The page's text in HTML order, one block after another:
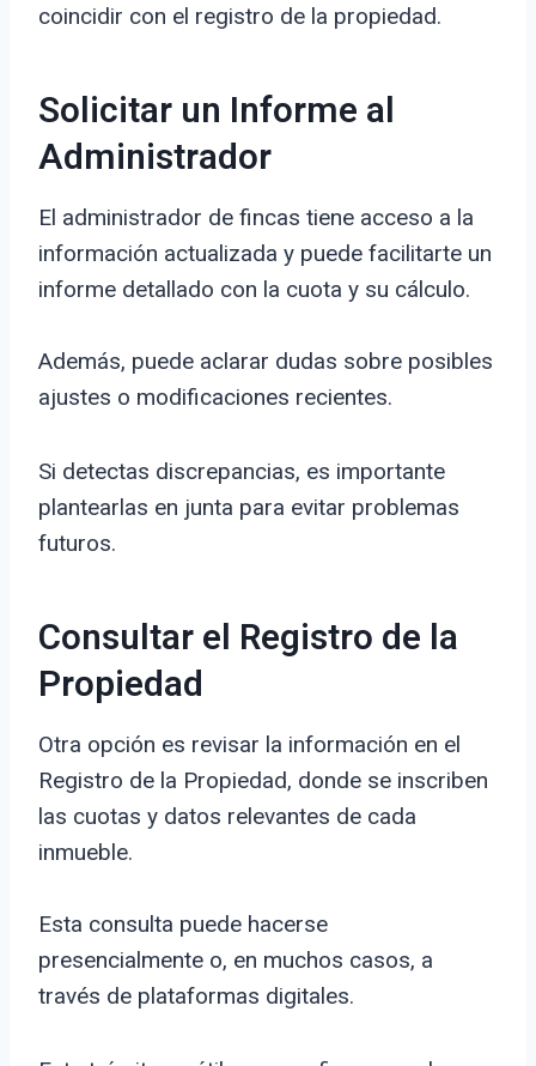
coincidir con el registro de la propiedad.
Solicitar un Informe al
Administrador
El administrador de fincas tiene acceso a la
información actualizada y puede facilitarte un
informe detallado con la cuota y su cálculo.
Además, puede aclarar dudas sobre posibles
ajustes o modificaciones recientes.
Si detectas discrepancias, es importante
plantearlas en junta para evitar problemas
futuros.
Consultar el Registro de la
Propiedad
Otra opción es revisar la información en el
Registro de la Propiedad, donde se inscriben
las cuotas y datos relevantes de cada
inmueble.
Esta consulta puede hacerse
presencialmente o, en muchos casos, a
través de plataformas digitales.